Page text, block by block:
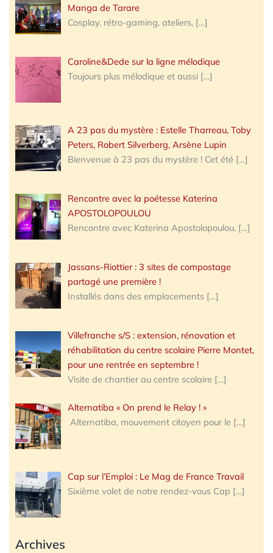
Manga de Tarare
Cosplay, rétro-gaming, ateliers, […]
Caroline&Dede sur la ligne mélodique
Toujours plus mélodique et aussi […]
A 23 pas du mystère : Estelle Tharreau, Toby
Peters, Robert Silverberg, Arsène Lupin
Bienvenue à 23 pas du mystère ! Cet été […]
Rencontre avec la poétesse Katerina
APOSTOLOPOULOU
Rencontre avec Katerina Apostolopoulou, […]
Jassans-Riottier : 3 sites de compostage
partagé une première !
Installés dans des emplacements […]
Villefranche s/S : extension, rénovation et
réhabilitation du centre scolaire Pierre Montet,
pour une rentrée en septembre !
Visite de chantier au centre scolaire […]
Alternatiba « On prend le Relay ! »
Alternatiba, mouvement citoyen pour le […]
Cap sur l’Emploi : Le Mag de France Travail
Sixième volet de notre rendez-vous Cap […]
Archives